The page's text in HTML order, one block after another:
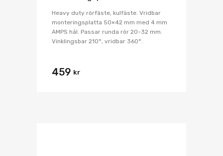
Heavy duty rörfäste, kulfäste. Vridbar
monteringsplatta 50×42 mm med 4 mm
AMPS hål. Passar runda rör 20-32 mm.
Vinklingsbar 210°, vridbar 360°.
459 kr